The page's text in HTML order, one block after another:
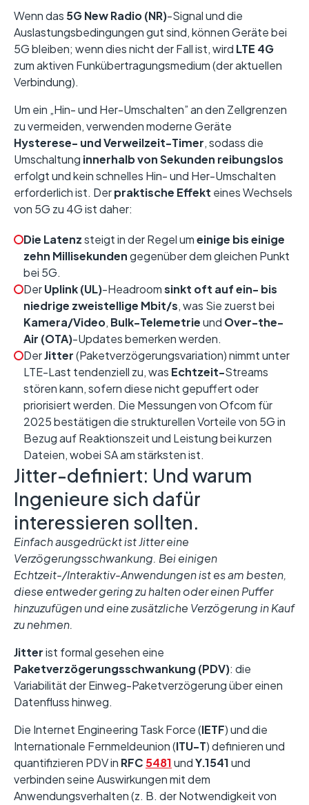
Wenn das 5G New Radio (NR)-Signal und die
Auslastungsbedingungen gut sind, können Geräte bei
5G bleiben; wenn dies nicht der Fall ist, wird LTE 4G
zum aktiven Funkübertragungsmedium (der aktuellen
Verbindung).
Um ein „Hin- und Her-Umschalten” an den Zellgrenzen
zu vermeiden, verwenden moderne Geräte
Hysterese- und Verweilzeit-Timer, sodass die
Umschaltung innerhalb von Sekunden reibungslos
erfolgt und kein schnelles Hin- und Her-Umschalten
erforderlich ist. Derpraktische Effekt eines Wechsels
von 5G zu 4G ist daher:
Die Latenzsteigt in der Regel umeinige bis einige
zehn Millisekundengegenüber dem gleichen Punkt
bei 5G.
DerUplink (UL)-Headroomsinkt oft auf ein- bis
niedrige zweistellige Mbit/s, was Sie zuerst bei
Kamera/Video, Bulk-Telemetrieund Over-the-
Air (OTA)-Updates bemerken werden.
DerJitter(Paketverzögerungsvariation) nimmt unter
LTE-Last tendenziell zu, was Echtzeit-Streams
stören kann, sofern diese nicht gepuffert oder
priorisiert werden. Die Messungen von Ofcom für
2025 bestätigen die strukturellen Vorteile von 5G in
Bezug auf Reaktionszeit und Leistung bei kurzen
Dateien, wobei SA am stärksten ist.
Jitter-definiert: Und warum
Ingenieure sich dafür
interessieren sollten.
Einfach ausgedrückt ist Jitter eine
Verzögerungsschwankung. Bei einigen
Echtzeit-/Interaktiv-Anwendungen ist es am besten,
diese entweder gering zu halten oder einen Puffer
hinzuzufügen und eine zusätzliche Verzögerung in Kauf
zu nehmen.
Jitterist formal gesehen eine
Paketverzögerungsschwankung (PDV): die
Variabilität der Einweg-Paketverzögerung über einen
Datenfluss hinweg.
Die Internet Engineering Task Force (IETF) und die
Internationale Fernmeldeunion (ITU-T) definieren und
quantifizieren PDV in RFC 5481undY.1541und
verbinden seine Auswirkungen mit dem
Anwendungsverhalten (z. B. der Notwendigkeit von